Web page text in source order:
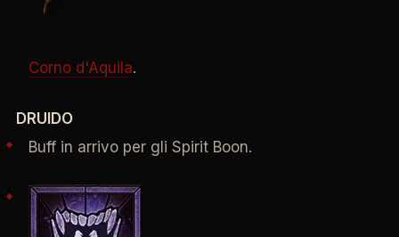
Corno d'Aquila.
DRUIDO
Buff in arrivo per gli Spirit Boon.